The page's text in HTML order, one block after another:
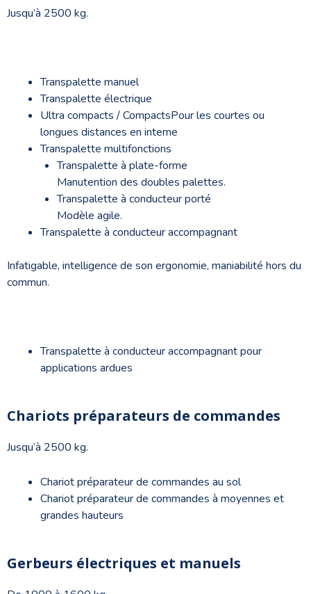
Jusqu’à 2500 kg.
Transpalette manuel
Transpalette électrique
Ultra compacts / CompactsPour les courtes ou
longues distances en interne
Transpalette multifonctions
Transpalette à plate-forme
Manutention des doubles palettes.
Transpalette à conducteur porté
Modèle agile.
Transpalette à conducteur accompagnant
Infatigable, intelligence de son ergonomie, maniabilité hors du
commun.
Transpalette à conducteur accompagnant pour
applications ardues
Chariots préparateurs de commandes
Jusqu’à 2500 kg.
Chariot préparateur de commandes au sol
Chariot préparateur de commandes à moyennes et
grandes hauteurs
Gerbeurs électriques et manuels